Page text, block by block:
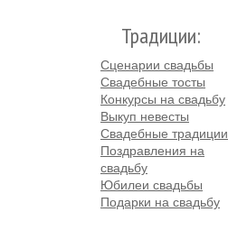
Традиции:
Сценарии свадьбы
Свадебные тосты
Конкурсы на свадьбу
Выкуп невесты
Свадебные традиции
Поздравления на
свадьбу
Юбилеи свадьбы
Подарки на свадьбу